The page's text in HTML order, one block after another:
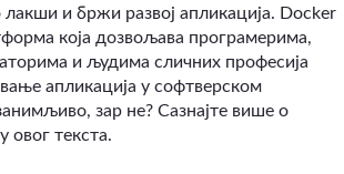
и бржи развој апликација. Docker
која дозвољава програмерима,
и људима сличних професија
апликација у софтверском
зар не? Сазнајте више о
овог текста.